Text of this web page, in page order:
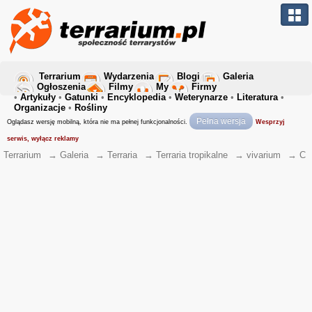
Terrarium Wydarzenia Blogi
Galeria
Ogłoszenia
Filmy My
Firmy
• Artykuły • Gatunki • Encyklopedia• Weterynarze • Literatura•
Organizacje • Rośliny
Oglądasz wersję mobilną, która nie ma pełnej funkcjonalności. Pełna wersja Wesprzyj
serwis, wyłącz reklamy
Terrarium → Galeria → Terraria → Terraria tropikalne → vivarium → C